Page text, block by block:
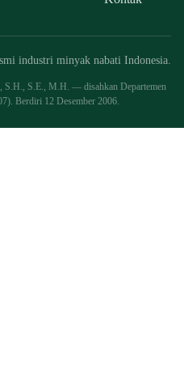
industri minyak nabati Indonesia.
S.H., S.E., M.H. — disahkan Departemen
Berdiri 12 Desember 2006.